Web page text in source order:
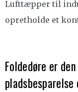
Lufttæpper til
opretholde et
Foldedøre er